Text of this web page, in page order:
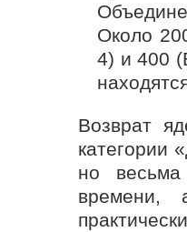
Около
4) и 400
Возврат
категории
но весьма
времени,